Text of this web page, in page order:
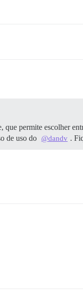
que permite escolher
de uso do @dandv .